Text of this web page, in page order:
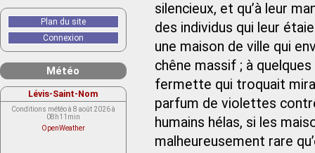
silencieux, et qu’à leur
des individus qui leur
une maison de ville qui
chêne massif ; à
fermette qui troquait
parfum de violettes
humains hélas, si les
malheureusement rare
Plan du site
Connexion
Météo
Lévis-Saint-Nom
Conditions météo à 8 août 2026 à
08h11min
OpenWeather